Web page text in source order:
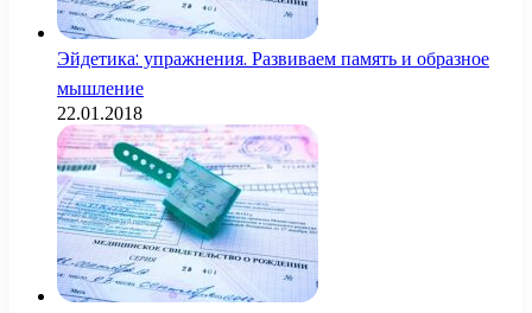
Эйдетика: упражнения. Развиваем память и образное
мышление
22.01.2018